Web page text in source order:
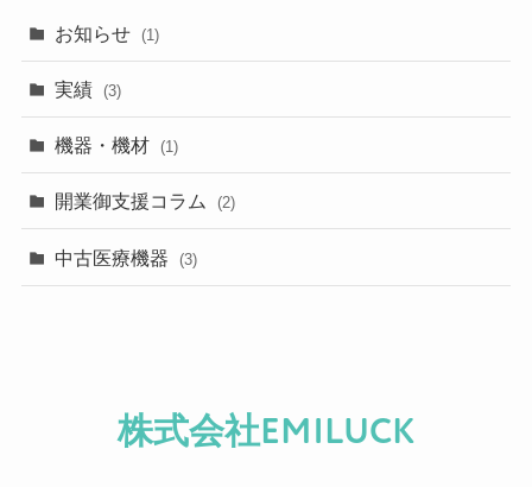
お知らせ (1)
実績 (3)
機器・機材 (1)
開業御支援コラム (2)
中古医療機器 (3)
株式会社EMILUCK